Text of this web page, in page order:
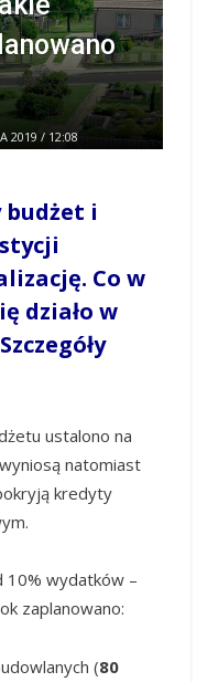
2019 / 12:08
i
Co w
działo w
ustalono na
natomiast
kredyty
10% wydatków –
zaplanowano:
(80